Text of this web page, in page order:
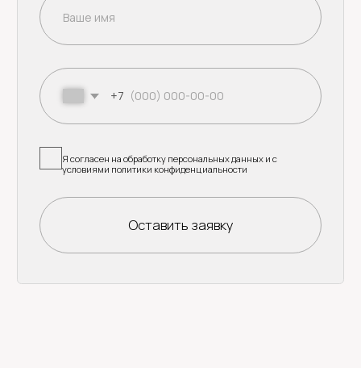
ОГРНИП: 325508100178400
ИП Артемасова Наталья Борисовна
Все права защищены.
Политика конфиденциальности
Смотреть все
Детские торты
Свадебные торты
yagodamalinacake@mail.ru